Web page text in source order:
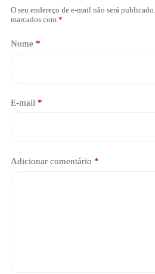
O seu endereço de e-mail não será publicado.
marcados com *
Nome *
E-mail *
Adicionar comentário *